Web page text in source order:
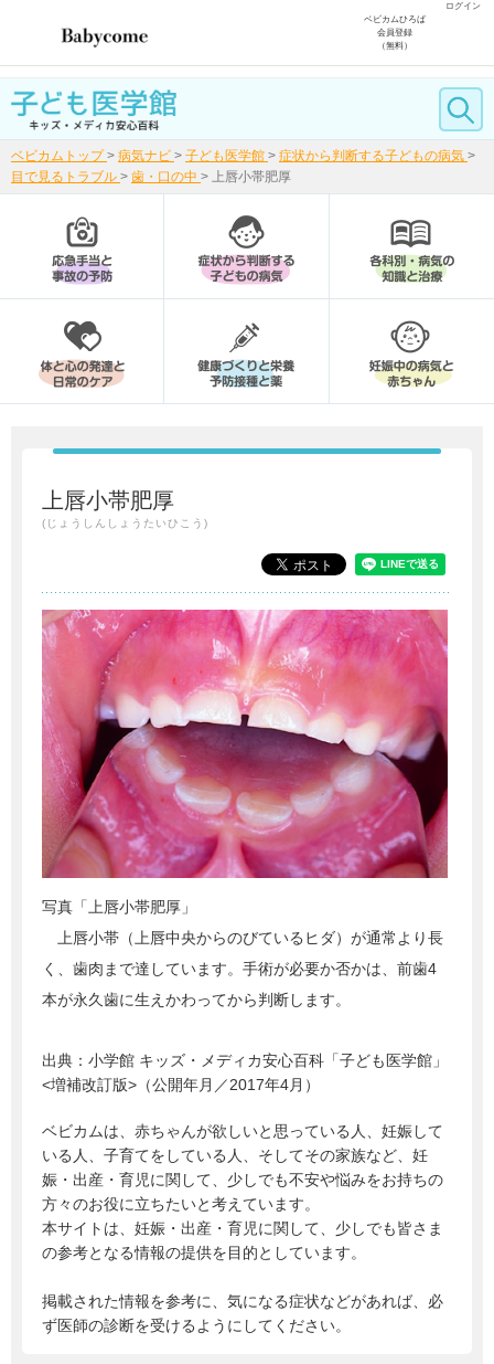
ログイン
ベビカムひろば
会員登録
（無料）
ベビカムトップ > 病気ナビ > 子ども医学館 > 症状から判断する子どもの病気 >
目で見るトラブル > 歯・口の中 > 上唇小帯肥厚
上唇小帯肥厚
(じょうしんしょうたいひこう)
写真「上唇小帯肥厚」
上唇小帯（上唇中央からのびているヒダ）が通常より長
く、歯肉まで達しています。手術が必要か否かは、前歯4
本が永久歯に生えかわってから判断します。
出典： 小学館 キッズ・メディカ安心百科「子ども医学館」
<増補改訂版>（公開年月／2017年4月）
ベビカムは、赤ちゃんが欲しいと思っている人、妊娠して
いる人、子育てをしている人、そしてその家族など、妊
娠・出産・育児に関して、少しでも不安や悩みをお持ちの
方々のお役に立ちたいと考えています。
本サイトは、妊娠・出産・育児に関して、少しでも皆さま
の参考となる情報の提供を目的としています。
掲載された情報を参考に、気になる症状などがあれば、必
ず医師の診断を受けるようにしてください。